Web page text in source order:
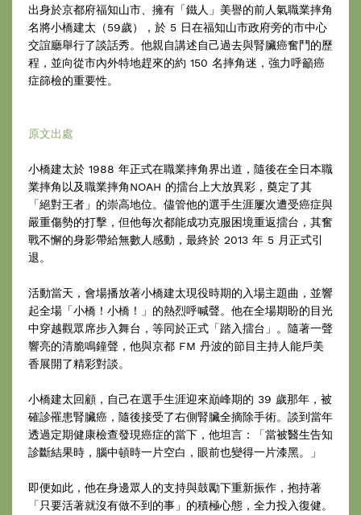
出身於京都府福知山市、擁有「鐵人」美譽的前人氣職業摔角
名將小橋建太（59歲），於 5 日在福知山市政府旁的市中心
交誼廳舉行了談話秀。他親自講述自己過去與腎臟癌奮鬥的歷
程，並向從市內外特地趕來的約 150 名摔角迷，強力呼籲癌
症篩檢的重要性。
原文出處
小橋建太於 1988 年正式在職業摔角界出道，隨後在全日本職
業摔角以及職業摔角NOAH 的擂台上大放異彩，奠定了其
「絕對王者」的崇高地位。儘管他的選手生涯屢次遭受癌症與
嚴重傷勢的打擊，但他每次都能成功克服困境重返擂台，其奮
戰不懈的身影帶給無數人感動，最終於 2013 年 5 月正式引
退。
活動當天，會場播放著小橋建太現役時期的入場主題曲，並響
起全場「小橋！小橋！」的熱烈呼喊聲。他在全場期盼的目光
中穿越觀眾席步入舞台，等同於正式「踏入擂台」。隨著一聲
響亮的清脆鳴鐘聲，他與京都 FM 丹波的節目主持人能戶美
香展開了精彩對談。
小橋建太回顧，自己在選手生涯迎來巔峰期的 39 歲那年，被
確診罹患腎臟癌，隨後接受了右側腎臟全摘除手術。談到當年
透過定期健康檢查發現癌症的當下，他坦言：「當被醫生告知
診斷結果時，腦中頓時一片空白，眼前也變得一片漆黑。」
即便如此，他在身邊眾人的支持與鼓勵下重新振作，抱持著
「只要活著就沒有做不到的事」的積極心態，全力投入復健。